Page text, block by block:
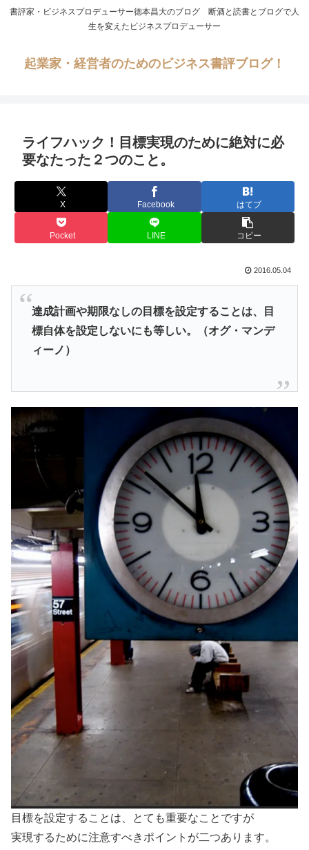
書評家・ビジネスプロデューサー徳本昌大のブログ 断酒と読書とブログで人
生を変えたビジネスプロデューサー
起業家・経営者のためのビジネス書評ブログ！
ライフハック！目標実現のために絶対に必
要なたった２つのこと。
X Facebook はてブ
Pocket LINE コピー
2016.05.04
達成計画や期限なしの目標を設定することは、目
標自体を設定しないにも等しい。（オグ・マンデ
ィーノ）
目標を設定することは、とても重要なことですが
実現するために注意すべきポイントが二つあります。